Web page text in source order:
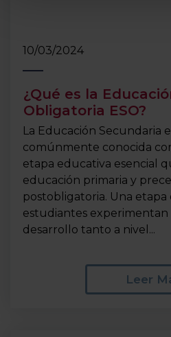
10/03/2024
¿Qué es la
Obligatoria ESO?
La Educación Secundaria
comúnmente conocida
etapa educativa esencial
educación primaria y
postobligatoria. Una etapa
estudiantes
desarrollo tanto a nivel...
Leer